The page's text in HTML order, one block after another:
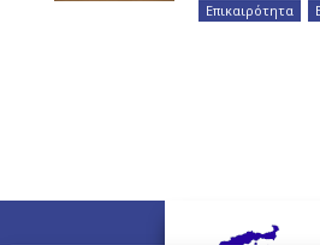
Επικαιρότητα